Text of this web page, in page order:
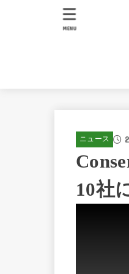
MENU
ニュース
10社